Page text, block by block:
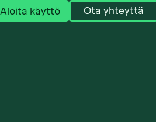
Aloita käyttö Ota yhteyttä